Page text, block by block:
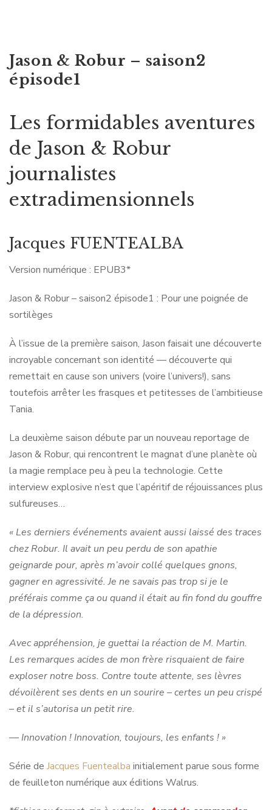
Jason & Robur – saison2
épisode1
Les formidables aventures
de Jason & Robur
journalistes
extradimensionnels
Jacques FUENTEALBA
Version numérique : EPUB3*
Jason & Robur – saison2 épisode1 : Pour une poignée de
sortilèges
À l’issue de la première saison, Jason faisait une découverte
incroyable concernant son identité — découverte qui
remettait en cause son univers (voire l’univers!), sans
toutefois arrêter les frasques et petitesses de l’ambitieuse
Tania.
La deuxième saison débute par un nouveau reportage de
Jason & Robur, qui rencontrent le magnat d’une planète où
la magie remplace peu à peu la technologie. Cette
interview explosive n’est que l’apéritif de réjouissances plus
sulfureuses…
« Les derniers événements avaient aussi laissé des traces
chez Robur. Il avait un peu perdu de son apathie
geignarde pour, après m’avoir collé quelques gnons,
gagner en agressivité. Je ne savais pas trop si je le
préférais comme ça ou quand il était au fin fond du gouffre
de la dépression.
Avec appréhension, je guettai la réaction de M. Martin.
Les remarques acides de mon frère risquaient de faire
exploser notre boss. Contre toute attente, ses lèvres
dévoilèrent ses dents en un sourire – certes un peu crispé
– et il s’autorisa un petit rire.
— Innovation ! Innovation, toujours, les enfants ! »
Série de Jacques Fuentealba initialement parue sous forme
de feuilleton numérique aux éditions Walrus.